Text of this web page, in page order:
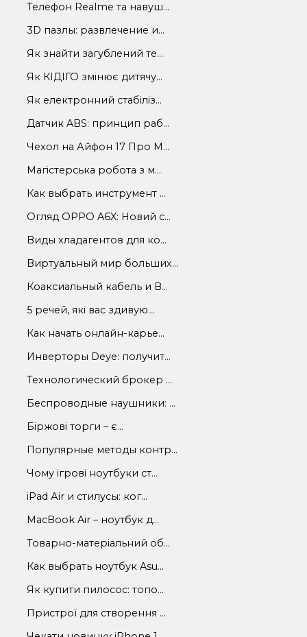
Телефон Realme та навуш...
3D пазлы: развлечение и...
Як знайти загублений те...
Як КІДІГО змінює дитячу...
Як електронний стабіліз...
Датчик ABS: принцип раб...
Чехол на Айфон 17 Про М...
Магістерська робота з м...
Как выбрать инструмент ...
Огляд OPPO A6X: Новий с...
Виды хладагентов для ко...
Виртуальный мир больших...
Коаксиальный кабель и В...
5 речей, які вас здивую...
Как начать онлайн-карье...
Инверторы Deye: получит...
Технологический брокер ...
Беспроводные наушники: ...
Біржові торги – є...
Популярные методы контр...
Чому ігрові ноутбуки ст...
iРad Аir и стилусы: ког...
MacBook Air – ноутбук д...
Товарно-матеріальний об...
Как выбрать ноутбук Asu...
Як купити пилосос: топо...
Пристрої для створення ...